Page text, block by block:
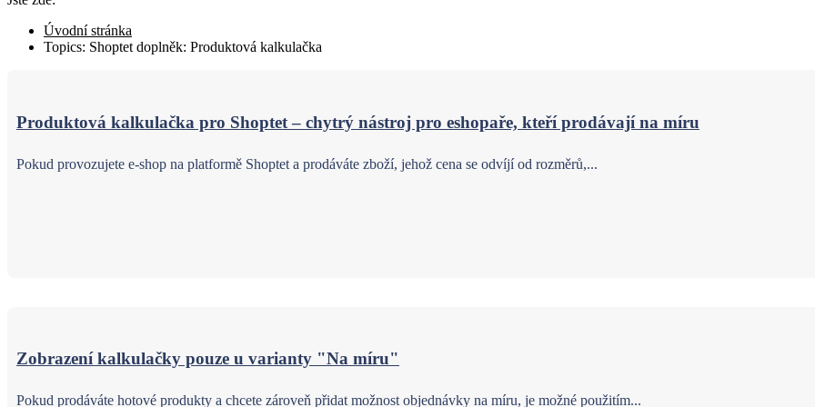
Úvodní stránka
Topics: Shoptet doplněk: Produktová kalkulačka
Produktová kalkulačka pro Shoptet – chytrý nástroj pro eshopaře, kteří prodávají na míru
Pokud provozujete e-shop na platformě Shoptet a prodáváte zboží, jehož cena se odvíjí od rozměrů,...
Zobrazení kalkulačky pouze u varianty "Na míru"
Pokud prodáváte hotové produkty a chcete zároveň přidat možnost objednávky na míru, je možné použitím...